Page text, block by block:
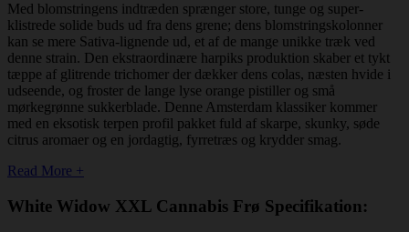
Med blomstringens indtræden sprænger store, tunge og super-
klistrede solide buds ud fra dens grene; dens blomstringskolonner
kan se mere Sativa-lignende ud, et af de mange unikke træk ved
denne strain. Den ekstraordinære harpiks produktion skaber et tykt
tæppe af glitrende trichomer der dækker dens colas, næsten hvide i
udseende, og froster de lange lyse orange pistiller og små
mørkegrønne sukkerblade. Denne Amsterdam klassiker kommer
med en eksotisk terpen profil pakket fuld af skarpe, skunky, søde
citrus aromaer og en jordagtig, fyrretræs og krydder smag.
Read More +
White Widow XXL Cannabis Frø Specifikation: